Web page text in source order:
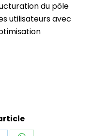
du pôle
utilisateurs avec